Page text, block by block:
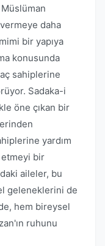
daha
bir yapıya
konusunda
sahiplerine
Sadaka-i
öne çıkan bir
yardım
bir
aileler, bu
geleneklerini de
hem bireysel
ruhunu